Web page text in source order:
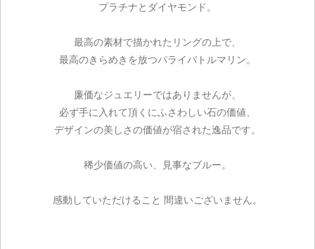
プラチナとダイヤモンド。
最高の素材で描かれたリングの上で、
最高のきらめきを放つパライバトルマリン。
廉価なジュエリーではありませんが、
必ず手に入れて頂くにふさわしい石の価値、
デザインの美しさの価値が宿された逸品です。
稀少価値の高い、見事なブルー。
感動していただけること 間違いございません。
カートを見る
お買い物を続ける